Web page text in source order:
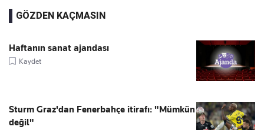
GÖZDEN KAÇMASIN
Haftanın sanat ajandası
Kaydet
Sturm Graz'dan Fenerbahçe itirafı: "Mümkün
değil"